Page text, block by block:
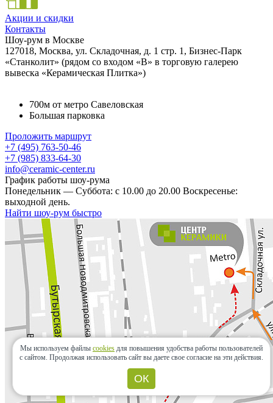
Акции и скидки
Контакты
Шоу-рум в Москве
127018, Москва, ул. Складочная, д. 1 стр. 1, Бизнес-Парк
«Станколит» (рядом со входом «B» в торговую галерею
вывеска «Керамическая Плитка»)
700м от метро Савеловская
Большая парковка
Проложить маршрут
+7 (495) 763-50-46
+7 (985) 833-64-30
info@ceramic-center.ru
График работы шоу-рума
Понедельник — Суббота: с 10.00 до 20.00 Воскресенье:
выходной день.
Найти шоу-рум быстро
Мы используем файлы cookies для повышения удобства работы пользователей
с сайтом. Продолжая использовать сайт вы даете свое согласие на эти действия.
ОК